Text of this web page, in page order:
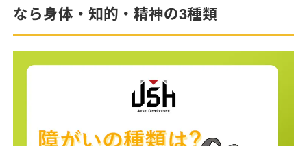
なら身体・知的・精神の3種類